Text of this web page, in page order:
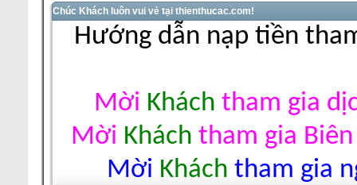
Chúc Khách luôn vui vẻ tại thienthucac.com!
Hướng dẫn nạp tiền
Mời Khách tham gia
Mời Khách tham gia
Mời Khách tham gia